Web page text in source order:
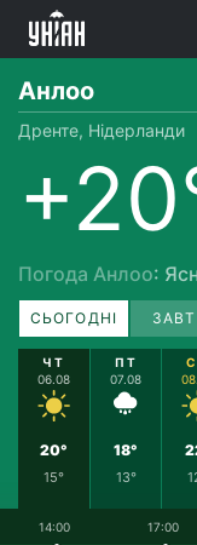
Анлоо
Дренте, Нідерланди
Погода Анлоо:
СЬОГОДНІ
ЧТ
06.08
20°
15°
ПТ
07.08
18°
13°
14:00 17:00